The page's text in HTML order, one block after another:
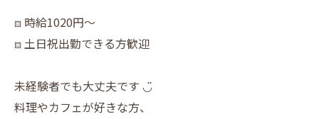
⧈ 時給1020円〜
⧈ 土日祝出勤できる方歓迎
未経験者でも大丈夫です ◡̈
料理やカフェが好きな方、